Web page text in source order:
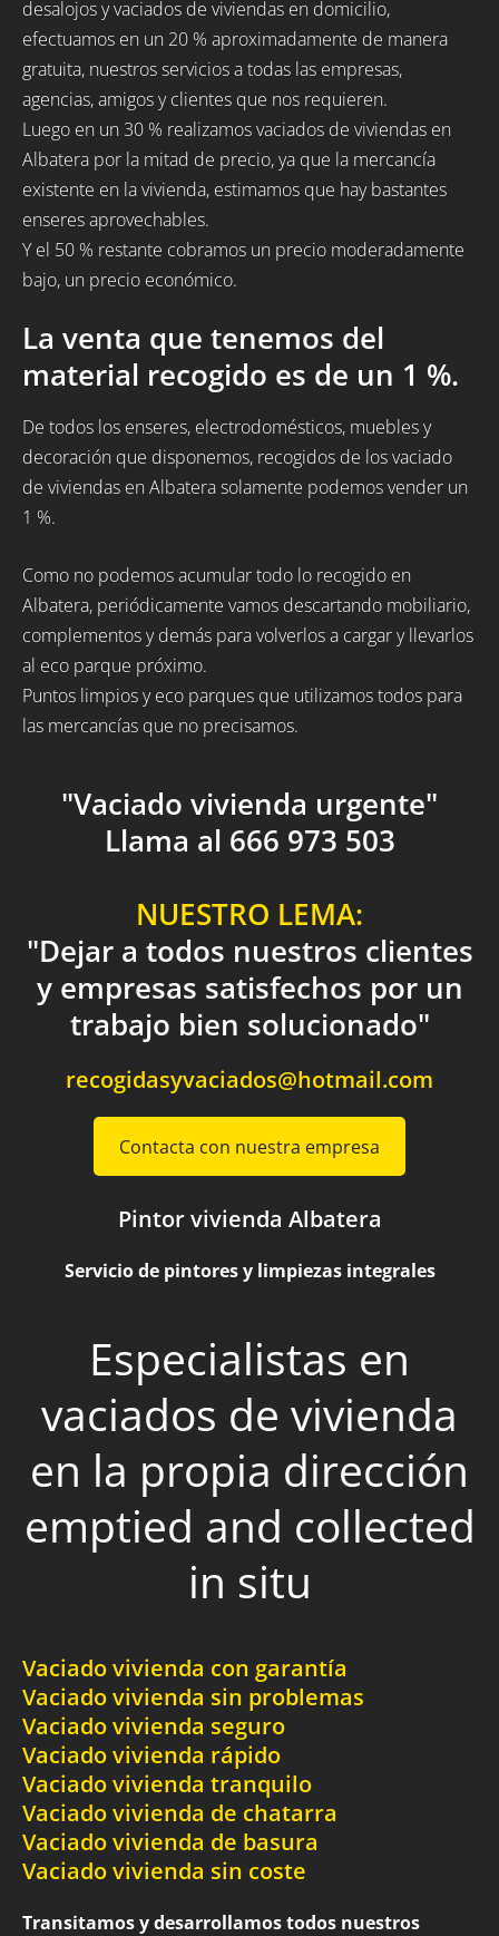
desalojos y vaciados de viviendas en domicilio,
efectuamos en un 20 % aproximadamente de manera
gratuita, nuestros servicios a todas las empresas,
agencias, amigos y clientes que nos requieren.
Luego en un 30 % realizamos vaciados de viviendas en
Albatera por la mitad de precio, ya que la mercancía
existente en la vivienda, estimamos que hay bastantes
enseres aprovechables.
Y el 50 % restante cobramos un precio moderadamente
bajo, un precio económico.
La venta que tenemos del
material recogido es de un 1 %.
De todos los enseres, electrodomésticos, muebles y
decoración que disponemos, recogidos de los vaciado
de viviendas en Albatera solamente podemos vender un
1 %.
Como no podemos acumular todo lo recogido en
Albatera, periódicamente vamos descartando mobiliario,
complementos y demás para volverlos a cargar y llevarlos
al eco parque próximo.
Puntos limpios y eco parques que utilizamos todos para
las mercancías que no precisamos.
"Vaciado vivienda urgente"
Llama al 666 973 503
NUESTRO LEMA:
"Dejar a todos nuestros clientes
y empresas satisfechos por un
trabajo bien solucionado"
recogidasyvaciados@hotmail.com
Contacta con nuestra empresa
Pintor vivienda Albatera
Servicio de pintores y limpiezas integrales
Especialistas en
vaciados de vivienda
en la propia dirección
emptied and collected
in situ
Vaciado vivienda con garantía
Vaciado vivienda sin problemas
Vaciado vivienda seguro
Vaciado vivienda rápido
Vaciado vivienda tranquilo
Vaciado vivienda de chatarra
Vaciado vivienda de basura
Vaciado vivienda sin coste
Transitamos y desarrollamos todos nuestros